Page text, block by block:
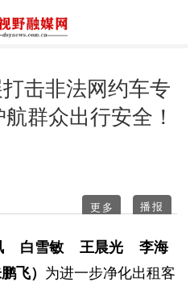
击非法网约车专
群众出行安全！
更多
白雪敏 王晨光 李海
） 为进一步净化出租客